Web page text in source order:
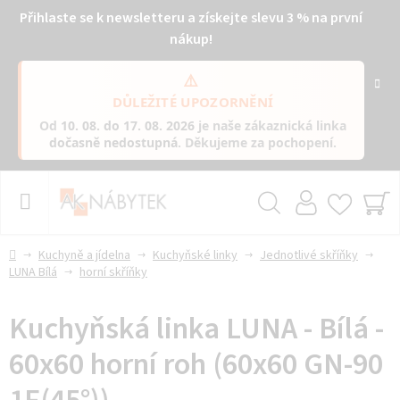
Přihlaste se k newsletteru a získejte slevu 3 % na první
nákup!
⚠️
DŮLEŽITÉ UPOZORNĚNÍ
Od 10. 08. do 17. 08. 2026 je naše zákaznická linka
dočasně nedostupná. Děkujeme za pochopení.
DomůKuchyně a jídelna Kuchyňské linky
Jednotlivé skříňky
LUNA Bílá
horní skříňky
Kuchyňská linka LUNA - Bílá -
60x60 horní roh (60x60 GN-90